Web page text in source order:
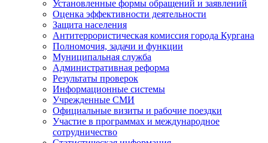
Установленные формы обращений и заявлений
Оценка эффективности деятельности
Защита населения
Антитеррористическая комиссия города Кургана
Полномочия, задачи и функции
Муниципальная служба
Административная реформа
Результаты проверок
Информационные системы
Учрежденные СМИ
Официальные визиты и рабочие поездки
Участие в программах и международное
сотрудничество